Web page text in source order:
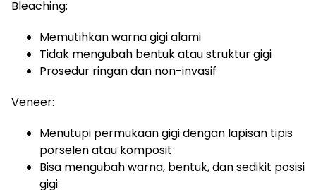
Bleaching:
Memutihkan warna gigi alami
Tidak mengubah bentuk atau struktur gigi
Prosedur ringan dan non-invasif
Veneer:
Menutupi permukaan gigi dengan lapisan tipis
porselen atau komposit
Bisa mengubah warna, bentuk, dan sedikit posisi
gigi